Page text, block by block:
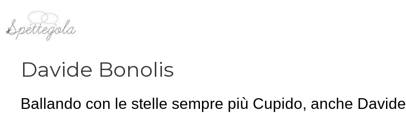
contenuto
Davide Bonolis
Ballando con le stelle sempre più Cupido, anche Davide